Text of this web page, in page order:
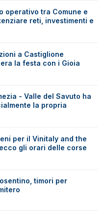
operativo tra Comune e
reti, investimenti e
a Castiglione
la festa con i Gioia
- Valle del Savuto ha
la propria
per il Vinitaly and the
gli orari delle corse
timori per